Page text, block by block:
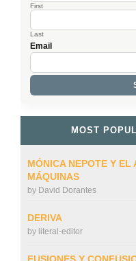
First
Last
Email
MOST
MÓNICA NEPOTE Y
MÁQUINAS
by David Dorantes
DERIVA
by literal-editor
FUSIONES Y